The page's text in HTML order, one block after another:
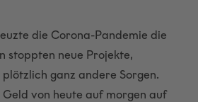
die Corona-Pandemie die
stoppten neue Projekte,
ganz andere Sorgen.
Geld von heute auf morgen auf